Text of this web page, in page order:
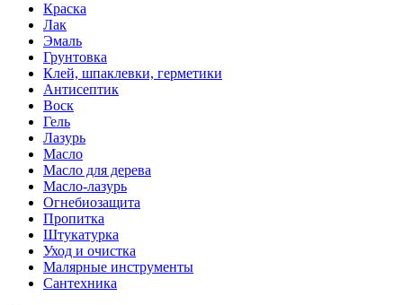
Краска
Лак
Эмаль
Грунтовка
Клей, шпаклевки, герметики
Антисептик
Воск
Гель
Лазурь
Масло
Масло для дерева
Масло-лазурь
Огнебиозащита
Пропитка
Штукатурка
Уход и очистка
Малярные инструменты
Сантехника